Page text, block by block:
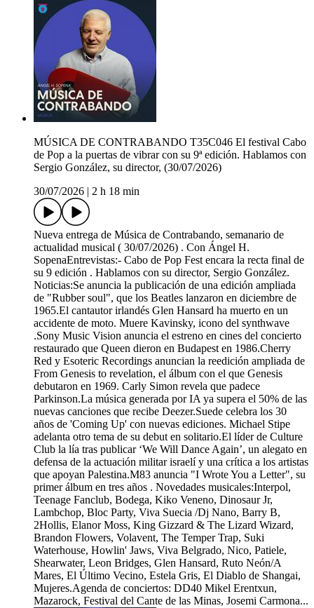
MÚSICA DE CONTRABANDO T35C046 El festival Cabo
de Pop a la puertas de vibrar con su 9ª edición. Hablamos con
Sergio González, su director, (30/07/2026)
30/07/2026
2 h 18 min
Nueva entrega de Música de Contrabando, semanario de
actualidad musical ( 30/07/2026) . Con Ángel H.
SopenaEntrevistas:- Cabo de Pop Fest encara la recta final de
su 9 edición . Hablamos con su director, Sergio González.
Noticias:Se anuncia la publicación de una edición ampliada
de "Rubber soul", que los Beatles lanzaron en diciembre de
1965.El cantautor irlandés Glen Hansard ha muerto en un
accidente de moto. Muere Kavinsky, icono del synthwave
.Sony Music Vision anuncia el estreno en cines del concierto
restaurado que Queen dieron en Budapest en 1986.Cherry
Red y Esoteric Recordings anuncian la reedición ampliada de
From Genesis to revelation, el álbum con el que Genesis
debutaron en 1969. Carly Simon revela que padece
Parkinson.La música generada por IA ya supera el 50% de las
nuevas canciones que recibe Deezer.Suede celebra los 30
años de 'Coming Up' con nuevas ediciones. Michael Stipe
adelanta otro tema de su debut en solitario.El líder de Culture
Club la lía tras publicar ‘We Will Dance Again’, un alegato en
defensa de la actuación militar israelí y una crítica a los artistas
que apoyan Palestina.M83 anuncia "I Wrote You a Letter", su
primer álbum en tres años . Novedades musicales:Interpol,
Teenage Fanclub, Bodega, Kiko Veneno, Dinosaur Jr,
Lambchop, Bloc Party, Viva Suecia /Dj Nano, Barry B,
2Hollis, Elanor Moss, King Gizzard & The Lizard Wizard,
Brandon Flowers, Volavent, The Temper Trap, Suki
Waterhouse, Howlin' Jaws, Viva Belgrado, Nico, Patiele,
Shearwater, Leon Bridges, Glen Hansard, Ruto Neón/A
Mares, El Último Vecino, Estela Gris, El Diablo de Shangai,
Mujeres.Agenda de conciertos: DD40 Mikel Erentxun,
Mazarock, Festival del Cante de las Minas, Josemi Carmona...